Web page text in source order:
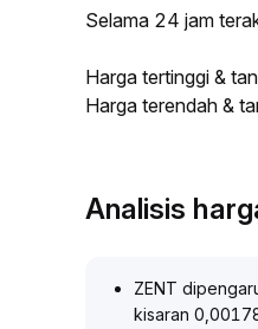
Selama 24 jam
Harga tertinggi &
Harga terendah &
Analisis
ZENT
kisaran